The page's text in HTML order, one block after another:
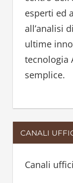
esperti ed
all’analisi
ultime
tecnologia
semplice.
CANALI
Canali